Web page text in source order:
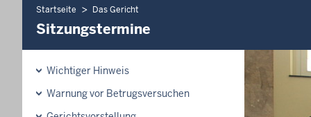
Startseite Das Gericht
Sitzungstermine
Wichtiger Hinweis
Warnung vor Betrugsversuchen